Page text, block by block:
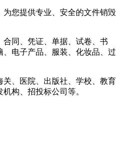
您提供专业、安全的文件销毁
同、凭证、单据、试卷、书
电子产品、服装、化妆品、过
、医院、出版社、学校、教育
构、招投标公司等。